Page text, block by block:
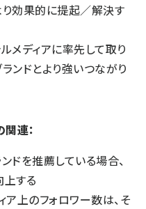
り効果的に提起／解決す
メディアに率先して取り
ンドとより強いつながり
連：
ドを推薦している場合、
上する
ア上のフォロワー数は、そ